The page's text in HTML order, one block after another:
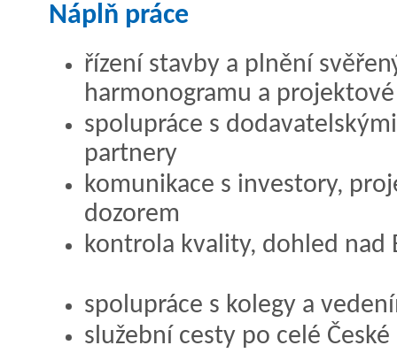
Náplň práce
řízení stavby a plnění
harmonogramu a
spolupráce s
partnery
komunikace s investory,
dozorem
kontrola kvality, dohled nad
spolupráce s kolegy a
služební cesty po celé